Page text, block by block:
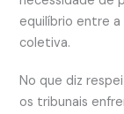
equilíbrio entre a
coletiva.
No que diz
os tribunais